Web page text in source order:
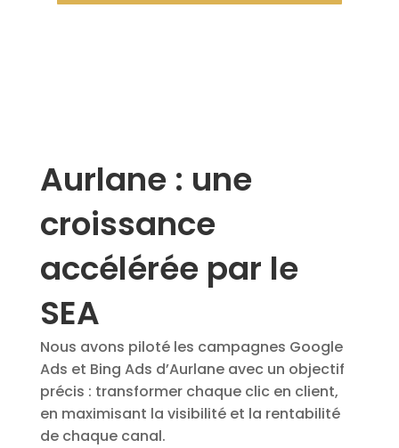
Aurlane : une
croissance
accélérée par le
SEA
Nous avons piloté les campagnes Google
Ads et Bing Ads d’Aurlane avec un objectif
précis : transformer chaque clic en client,
en maximisant la visibilité et la rentabilité
de chaque canal.